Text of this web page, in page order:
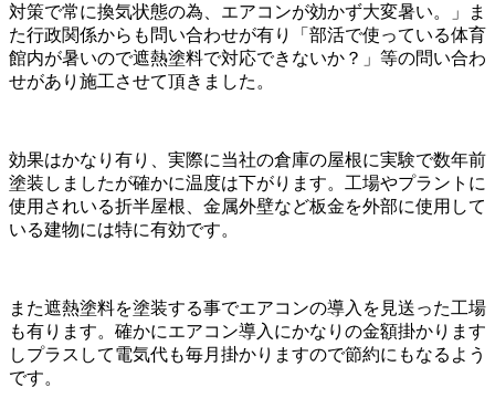
対策で常に換気状態の為、エアコンが効かず大変暑い。」ま
た行政関係からも問い合わせが有り「部活で使っている体育
館内が暑いので遮熱塗料で対応できないか？」等の問い合わ
せがあり施工させて頂きました。
効果はかなり有り、実際に当社の倉庫の屋根に実験で数年前
塗装しましたが確かに温度は下がります。工場やプラントに
使用されいる折半屋根、金属外壁など板金を外部に使用して
いる建物には特に有効です。
また遮熱塗料を塗装する事でエアコンの導入を見送った工場
も有ります。確かにエアコン導入にかなりの金額掛かります
しプラスして電気代も毎月掛かりますので節約にもなるよう
です。